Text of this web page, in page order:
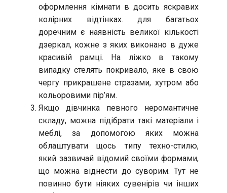
оформлення кімнати в досить яскравих
колірних відтінках. для багатьох
доречним є наявність великої кількості
дзеркал, кожне з яких виконано в дуже
красивій рамці. На ліжко в такому
випадку стелять покривало, яке в свою
чергу прикрашене стразами, хутром або
кольоровими пір’ям.
Якщо дівчинка певного неромантичне
складу, можна підібрати такі матеріали і
меблі, за допомогою яких можна
облаштувати щось типу техно-стилю,
який зазвичай відомий своїми формами,
що можна віднести до суворим. Тут не
повинно бути ніяких сувенірів чи інших